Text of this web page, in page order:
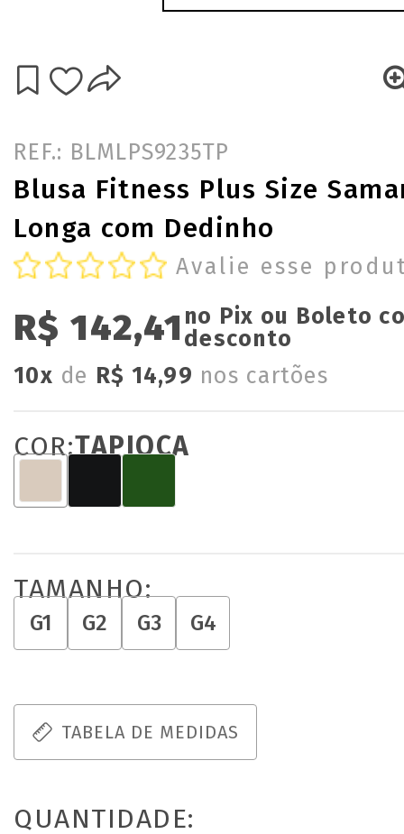
REF.: BLMLPS9235TP
Blusa Fitness Plus Size
Longa com Dedinho
Avalie esse
R$ 142,41 no Pix ou Boleto
desconto
10x de R$ 14,99 nos cartões
COR:TAPIOCA
TAMANHO:
G1 G2 G3 G4
TABELA DE MEDIDAS
QUANTIDADE: